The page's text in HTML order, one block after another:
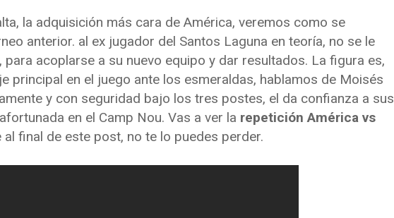
la adquisición más cara de América, veremos como se
anterior. al ex jugador del Santos Laguna en teoría, no se le
acoplarse a su nuevo equipo y dar resultados. La figura es,
principal en el juego ante los esmeraldas, hablamos de Moisés
y con seguridad bajo los tres postes, el da confianza a sus
en el Camp Nou. Vas a ver la repetición América vs
al final de este post, no te lo puedes perder.